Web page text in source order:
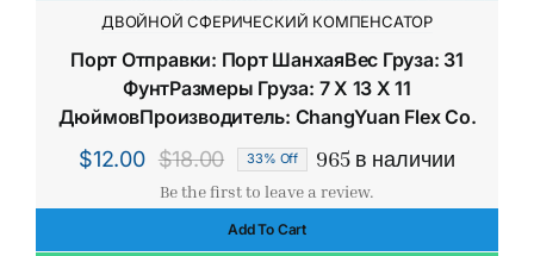
ДВОЙНОЙ СФЕРИЧЕСКИЙ КОМПЕНСАТОР
Порт Отправки: Порт ШанхаяВес Груза: 31
ФунтРазмеры Груза: 7 X 13 X 11
ДюймовПроизводитель: ChangYuan Flex Co.
$18.00
Первоначальная
цена
составляла
$12.00
Текущая
цена:
$12.00.
33% Off 965 в наличии
Be the first to leave a review.
Add To Cart